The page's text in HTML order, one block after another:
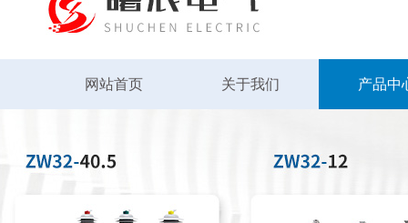
网站首页 关于我们 产品中